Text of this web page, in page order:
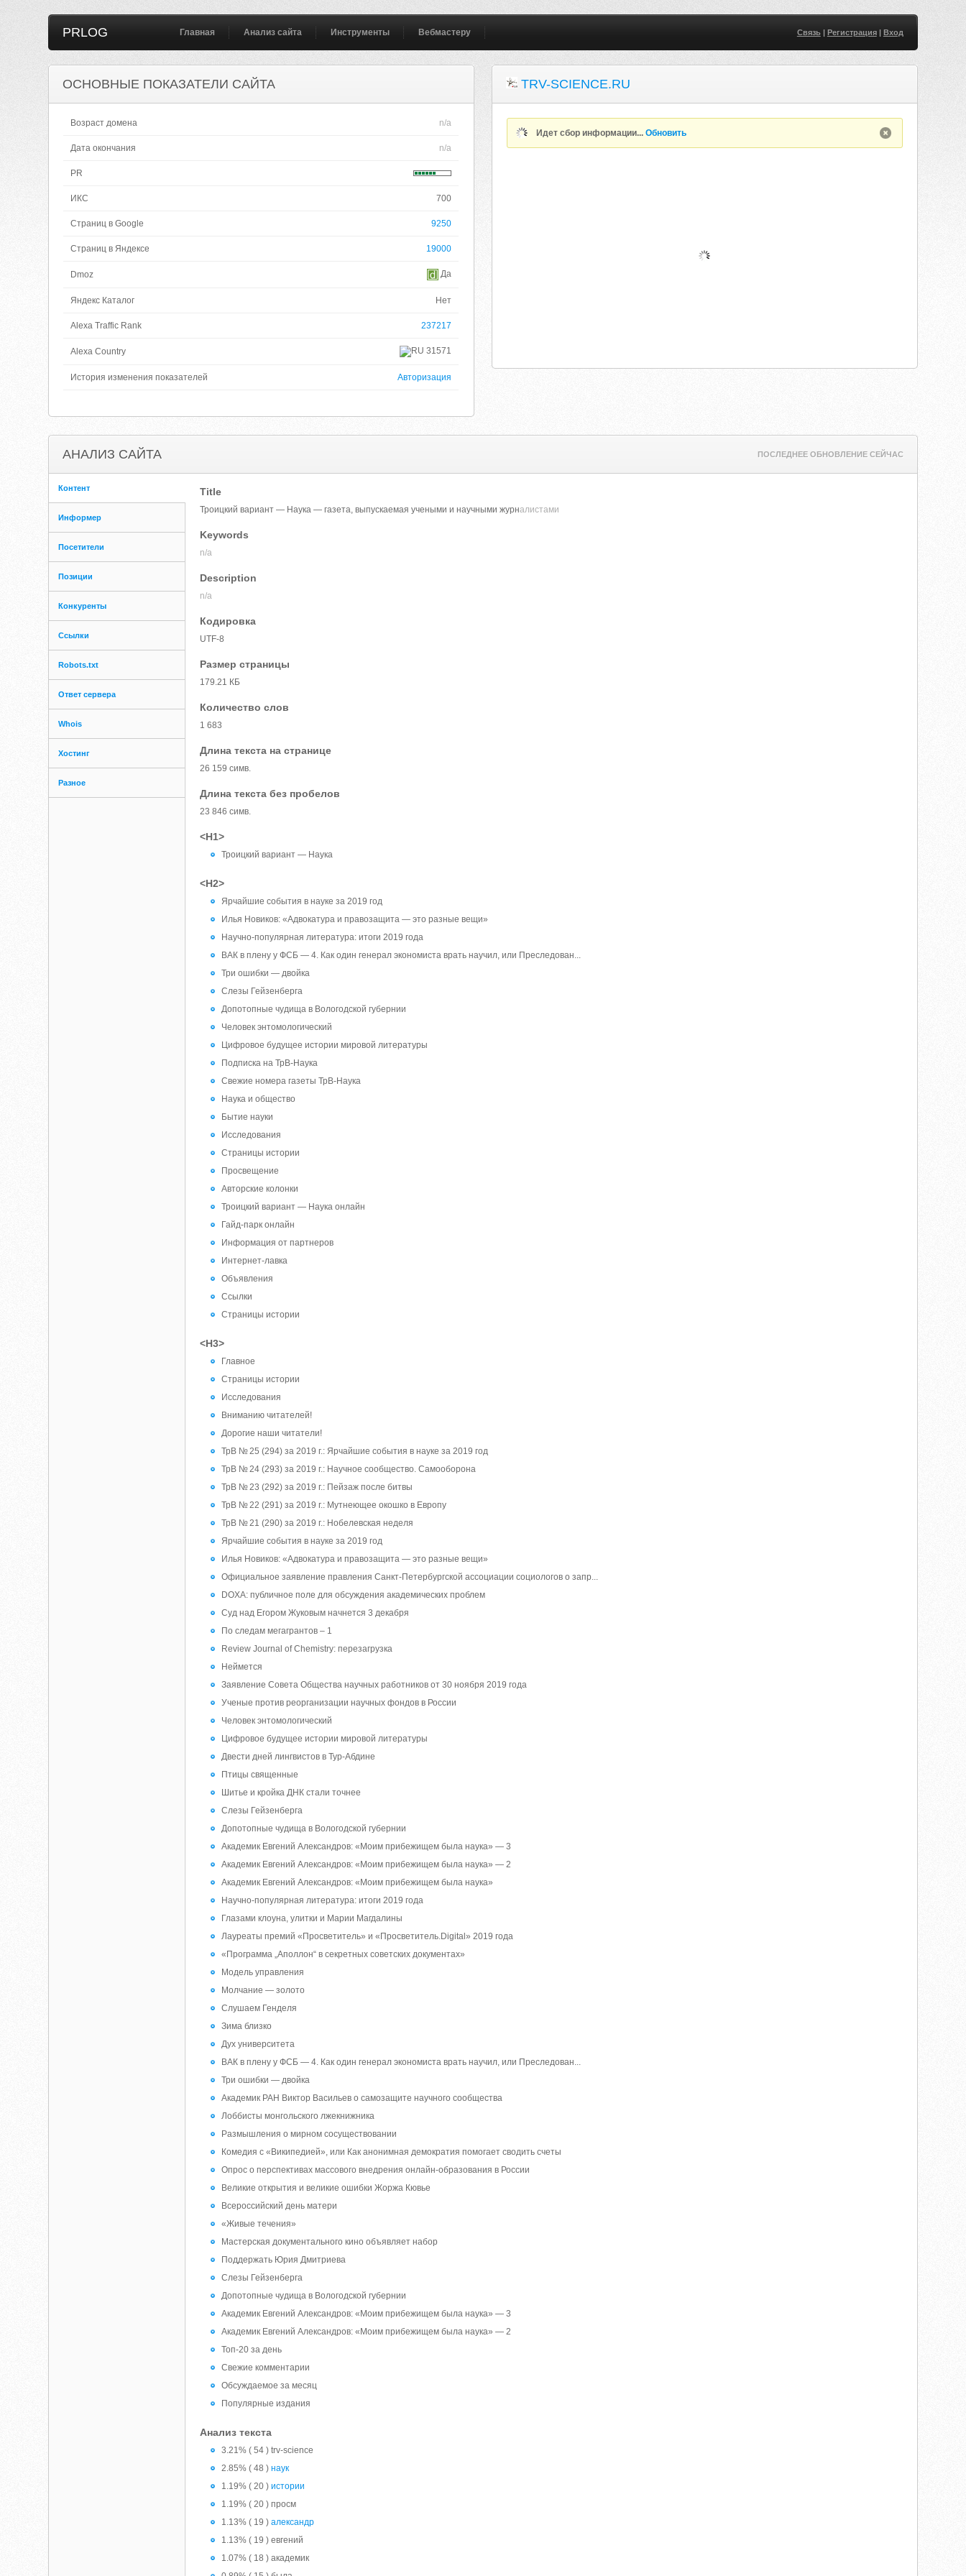
PRLOG Главная Анализ сайта Инструменты Вебмастеру Связь| Регистрация| Вход
ОСНОВНЫЕ ПОКАЗАТЕЛИ САЙТА
Возраст домена n/a
Дата окончания n/a
PR
ИКС 700
Страниц в Google 9250
Страниц в Яндексе 19000
Dmoz Да
Яндекс Каталог Нет
Alexa Traffic Rank 237217
Alexa Country 31571
История изменения показателей Авторизация
TRV-SCIENCE.RU
Идет сбор информации...Обновить
АНАЛИЗ САЙТА ПОСЛЕДНЕЕ ОБНОВЛЕНИЕ СЕЙЧАС
Контент
Информер
Посетители
Позиции
Конкуренты
Ссылки
Robots.txt
Ответ сервера
Whois
Хостинг
Разное
Title
Троицкий вариант — Наука — газета, выпускаемая учеными и научными журналистами
Keywords
n/a
Description
n/a
Кодировка
UTF-8
Размер страницы
179.21 КБ
Количество слов
1 683
Длина текста на странице
26 159 симв.
Длина текста без пробелов
23 846 симв.
<H1>
Троицкий вариант — Наука
<H2>
Ярчайшие события в науке за 2019 год
Илья Новиков: «Адвокатура и правозащита — это разные вещи»
Научно-популярная литература: итоги 2019 года
ВАК в плену у ФСБ — 4. Как один генерал экономиста врать научил, или Преследован...
Три ошибки — двойка
Слезы Гейзенберга
Допотопные чудища в Вологодской губернии
Человек энтомологический
Цифровое будущее истории мировой литературы
Подписка на ТрВ-Наука
Свежие номера газеты ТрВ-Наука
Наука и общество
Бытие науки
Исследования
Страницы истории
Просвещение
Авторские колонки
Троицкий вариант — Наука онлайн
Гайд-парк онлайн
Информация от партнеров
Интернет-лавка
Объявления
Ссылки
Страницы истории
<H3>
Главное
Страницы истории
Исследования
Вниманию читателей!
Дорогие наши читатели!
ТрВ № 25 (294) за 2019 г.: Ярчайшие события в науке за 2019 год
ТрВ № 24 (293) за 2019 г.: Научное сообщество. Самооборона
ТрВ № 23 (292) за 2019 г.: Пейзаж после битвы
ТрВ № 22 (291) за 2019 г.: Мутнеющее окошко в Европу
ТрВ № 21 (290) за 2019 г.: Нобелевская неделя
Ярчайшие события в науке за 2019 год
Илья Новиков: «Адвокатура и правозащита — это разные вещи»
Официальное заявление правления Санкт-Петербургской ассоциации социологов о запр...
DOXA: публичное поле для обсуждения академических проблем
Суд над Егором Жуковым начнется 3 декабря
По следам мегагрантов – 1
Review Journal of Chemistry: перезагрузка
Неймется
Заявление Совета Общества научных работников от 30 ноября 2019 года
Ученые против реорганизации научных фондов в России
Человек энтомологический
Цифровое будущее истории мировой литературы
Двести дней лингвистов в Тур-Абдине
Птицы священные
Шитье и кройка ДНК стали точнее
Слезы Гейзенберга
Допотопные чудища в Вологодской губернии
Академик Евгений Александров: «Моим прибежищем была наука» — 3
Академик Евгений Александров: «Моим прибежищем была наука» — 2
Академик Евгений Александров: «Моим прибежищем была наука»
Научно-популярная литература: итоги 2019 года
Глазами клоуна, улитки и Марии Магдалины
Лауреаты премий «Просветитель» и «Просветитель.Digital» 2019 года
«Программа „Аполлон“ в секретных советских документах»
Модель управления
Молчание — золото
Слушаем Генделя
Зима близко
Дух университета
ВАК в плену у ФСБ — 4. Как один генерал экономиста врать научил, или Преследован...
Три ошибки — двойка
Академик РАН Виктор Васильев о самозащите научного сообщества
Лоббисты монгольского лжекнижника
Размышления о мирном сосуществовании
Комедия с «Википедией», или Как анонимная демократия помогает сводить счеты
Опрос о перспективах массового внедрения онлайн-образования в России
Великие открытия и великие ошибки Жоржа Кювье
Всероссийский день матери
«Живые течения»
Мастерская документального кино объявляет набор
Поддержать Юрия Дмитриева
Слезы Гейзенберга
Допотопные чудища в Вологодской губернии
Академик Евгений Александров: «Моим прибежищем была наука» — 3
Академик Евгений Александров: «Моим прибежищем была наука» — 2
Топ-20 за день
Свежие комментарии
Обсуждаемое за месяц
Популярные издания
Анализ текста
3.21% ( 54 ) trv-science
2.85% ( 48 )наук
1.19% ( 20 )истории
1.19% ( 20 ) просм
1.13% ( 19 )александр
1.13% ( 19 ) евгений
1.07% ( 18 ) академик